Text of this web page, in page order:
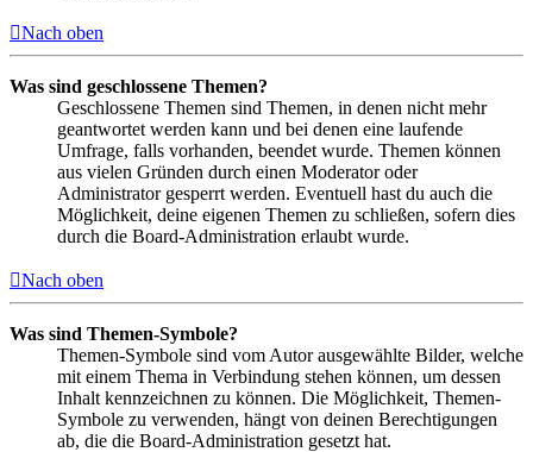
Nach oben
Was sind geschlossene Themen?
Geschlossene Themen sind Themen, in denen nicht mehr
geantwortet werden kann und bei denen eine laufende
Umfrage, falls vorhanden, beendet wurde. Themen können
aus vielen Gründen durch einen Moderator oder
Administrator gesperrt werden. Eventuell hast du auch die
Möglichkeit, deine eigenen Themen zu schließen, sofern dies
durch die Board-Administration erlaubt wurde.
Nach oben
Was sind Themen-Symbole?
Themen-Symbole sind vom Autor ausgewählte Bilder, welche
mit einem Thema in Verbindung stehen können, um dessen
Inhalt kennzeichnen zu können. Die Möglichkeit, Themen-
Symbole zu verwenden, hängt von deinen Berechtigungen
ab, die die Board-Administration gesetzt hat.